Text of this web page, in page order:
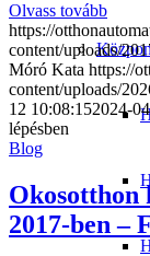
Olvass tovább
https://
content/uploads/
Móró Kata https://
content/uploads/
12 10:08:152024-
lépésben
Blog
Okosotthon
2017-ben –